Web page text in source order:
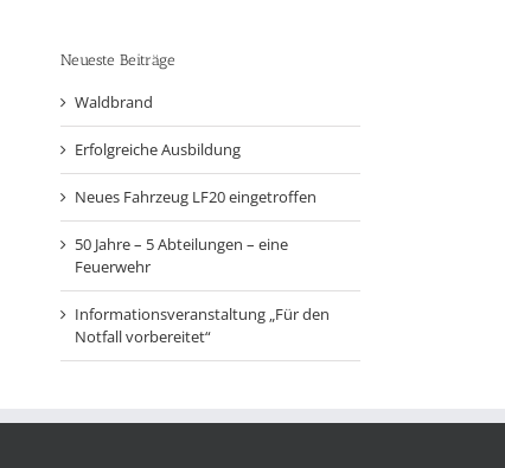
Neueste Beiträge
Waldbrand
Erfolgreiche Ausbildung
Neues Fahrzeug LF20 eingetroffen
50 Jahre – 5 Abteilungen – eine
Feuerwehr
Informationsveranstaltung „Für den
Notfall vorbereitet“